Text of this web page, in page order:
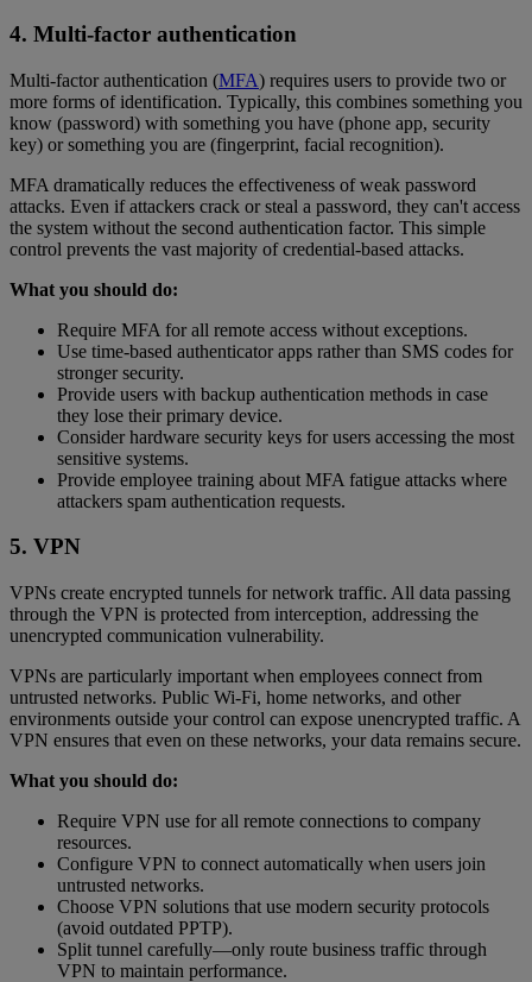
4. Multi-factor authentication
Multi-factor authentication (MFA) requires users to provide two or
more forms of identification. Typically, this combines something you
know (password) with something you have (phone app, security
key) or something you are (fingerprint, facial recognition).
MFA dramatically reduces the effectiveness of weak password
attacks. Even if attackers crack or steal a password, they can't access
the system without the second authentication factor. This simple
control prevents the vast majority of credential-based attacks.
What you should do:
Require MFA for all remote access without exceptions.
Use time-based authenticator apps rather than SMS codes for
stronger security.
Provide users with backup authentication methods in case
they lose their primary device.
Consider hardware security keys for users accessing the most
sensitive systems.
Provide employee training about MFA fatigue attacks where
attackers spam authentication requests.
5. VPN
VPNs create encrypted tunnels for network traffic. All data passing
through the VPN is protected from interception, addressing the
unencrypted communication vulnerability.
VPNs are particularly important when employees connect from
untrusted networks. Public Wi-Fi, home networks, and other
environments outside your control can expose unencrypted traffic. A
VPN ensures that even on these networks, your data remains secure.
What you should do:
Require VPN use for all remote connections to company
resources.
Configure VPN to connect automatically when users join
untrusted networks.
Choose VPN solutions that use modern security protocols
(avoid outdated PPTP).
Split tunnel carefully—only route business traffic through
VPN to maintain performance.